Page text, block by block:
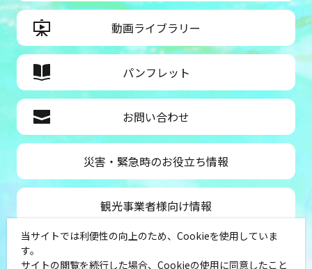
動画ライブラリー
パンフレット
お問い合わせ
災害・緊急時のお役立ち情報
観光事業者様向け情報
公益社団法人神奈川県観光協会
当サイトでは利便性の向上のため、Cookieを使用していま
す。
サイトの閲覧を続行した場合、Cookieの使用に同意したこと